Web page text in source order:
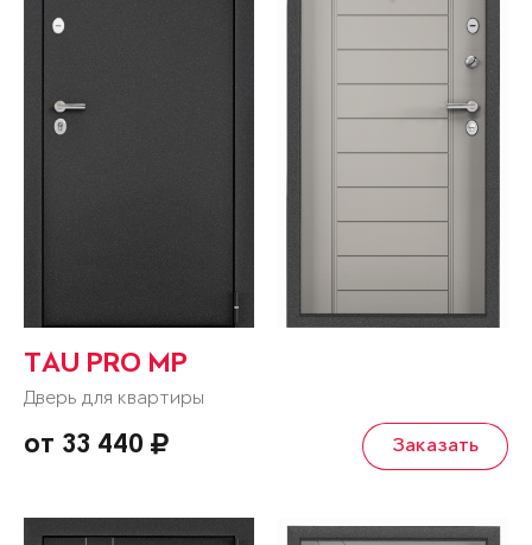
TAU PRO MP
Дверь для квартиры
от 33 440 Заказать